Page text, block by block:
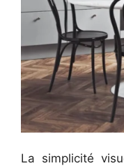
La simplicité